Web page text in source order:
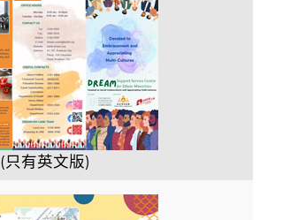
(只有英文版)